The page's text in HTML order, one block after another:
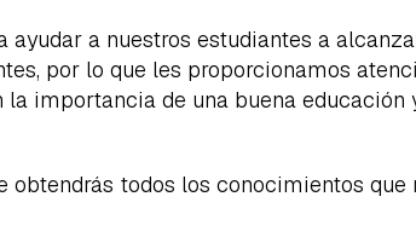
ayudar a nuestros estudiantes a
por lo que les proporcionamos
importancia de una buena
obtendrás todos los conocimientos